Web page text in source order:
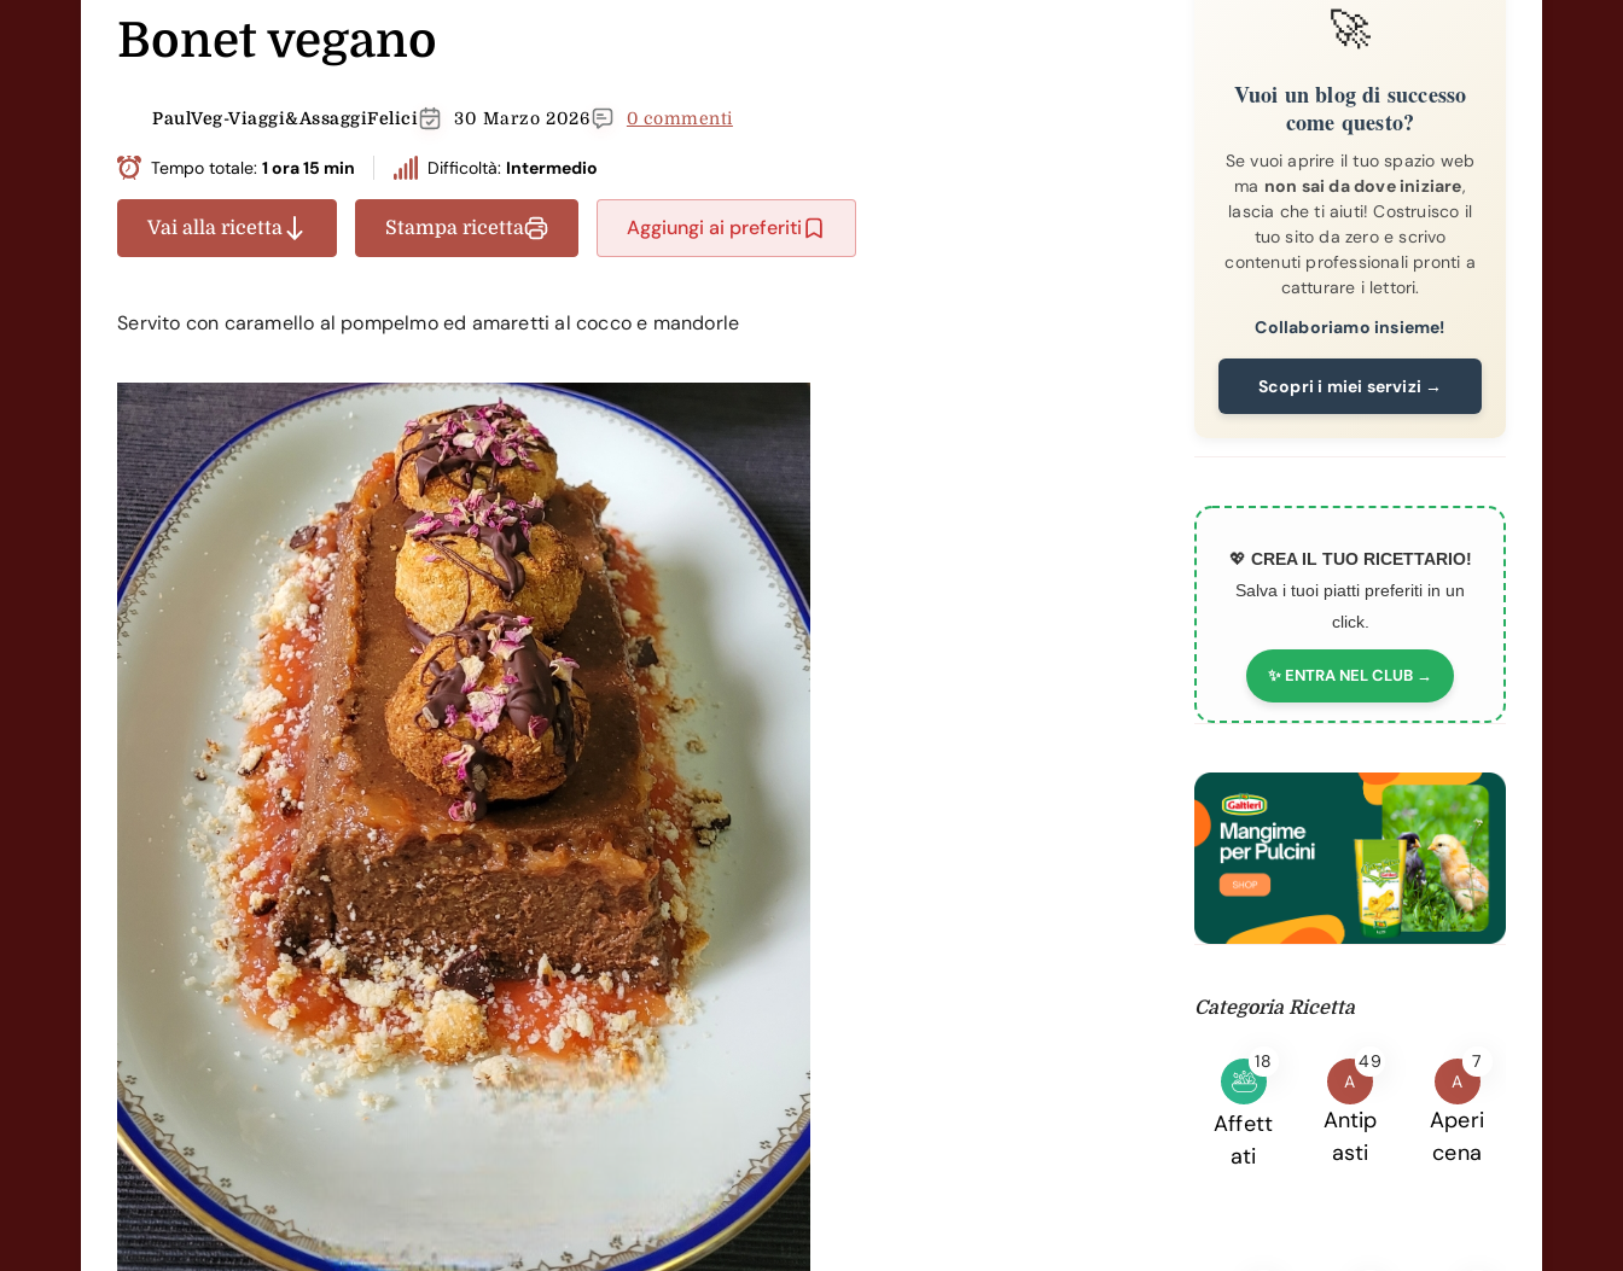
Bonet vegano
PaulVeg-Viaggi&AssaggiFelici 30 Marzo 2026 0 commenti
Tempo totale:1 ora 15 min Difficoltà: Intermedio
Vai alla ricetta Stampa ricetta Aggiungi ai preferiti
Servito con caramello al pompelmo ed amaretti al cocco e mandorle
🚀
Vuoi un blog di successo
come questo?
Se vuoi aprire il tuo spazio web
ma non sai da dove iniziare,
lascia che ti aiuti! Costruisco il
tuo sito da zero e scrivo
contenuti professionali pronti a
catturare i lettori.
Collaboriamo insieme!
Scopri i miei servizi →
💖 CREA IL TUO RICETTARIO!
Salva i tuoi piatti preferiti in un
click.
✨ ENTRA NEL CLUB →
Categoria Ricetta
18
Affett
ati
A
49
Antip
asti
A
7
Aperi
cena